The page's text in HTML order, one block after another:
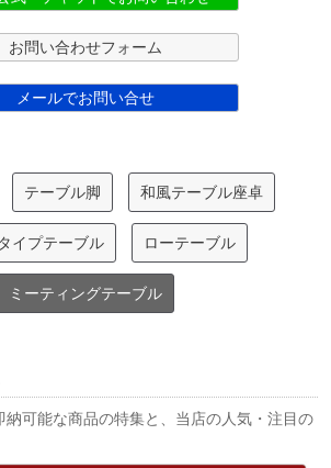
お問い合わせフォーム
メールでお問い合せ
テーブル脚 和風テーブル座卓
イプテーブル ローテーブル
ミーティングテーブル
納可能な商品の特集と、当店の人気・注目の